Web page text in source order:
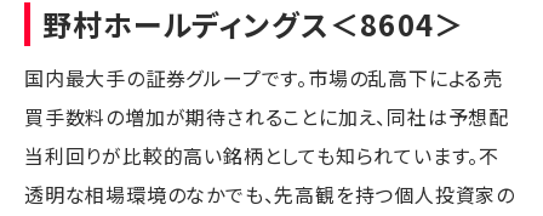
野村ホールディングス＜8604＞
国内最大手の証券グループです。市場の乱高下による売
買手数料の増加が期待されることに加え、同社は予想配
当利回りが比較的高い銘柄としても知られています。不
透明な相場環境のなかでも、先高観を持つ個人投資家の